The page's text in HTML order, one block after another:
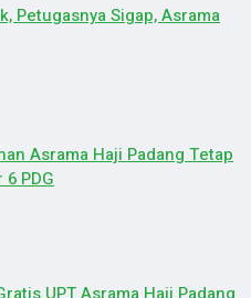
Petugasnya Sigap, Asrama
Asrama Haji Padang Tetap
PDG